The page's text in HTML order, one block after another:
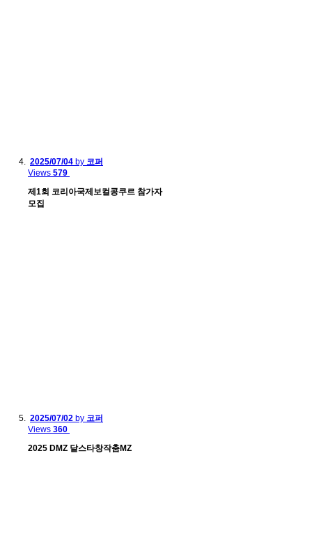
2025/07/04 by 코퍼
Views 579
제1회 코리아국제보컬콩쿠르 참가자
모집
2025/07/02 by 코퍼
Views 360
2025 DMZ 달스타창작춤MZ